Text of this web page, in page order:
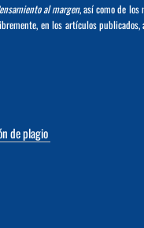
al margen, así como de los
en los artículos
de plagio